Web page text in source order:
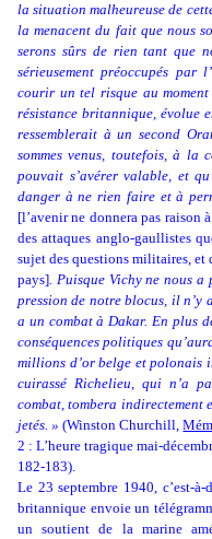
la situation malheureuse de
la menacent du fait que nous
serons sûrs de rien tant que
sérieusement préoccupés
courir un tel risque au
résistance britannique, évolue
ressemblerait à un second
sommes venus, toutefois, à la
pouvait s’avérer valable, et
danger à ne rien faire et à
[l’avenir ne donnera pas raison
des attaques anglo-gaullistes
sujet des questions militaires, et
pays]. Puisque Vichy ne nous
pression de notre blocus, il n’y
a un combat à Dakar. En plus
conséquences politiques
millions d’or belge et polonais
cuirassé Richelieu, qui n’a
combat, tombera indirectement
jetés. » (Winston Churchill,
2 : L’heure tragique mai-
182-183).
Le 23 septembre 1940, c’est-
britannique envoie un
un soutient de la marine